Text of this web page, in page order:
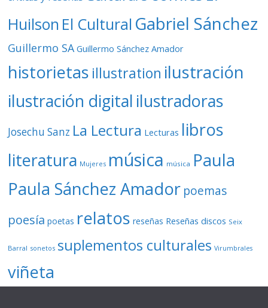
Huilson El Cultural Gabriel Sánchez
Guillermo SA Guillermo Sánchez Amador
historietas illustration ilustración
ilustración digital ilustradoras
Josechu Sanz La Lectura Lecturas libros
literatura Mujeres música música Paula
Paula Sánchez Amador poemas
poesía poetas relatos reseñas Reseñas discos Seix
Barral sonetos suplementos culturales Virumbrales
viñeta